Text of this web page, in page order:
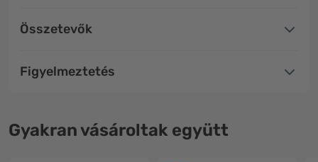
Összetevők
Figyelmeztetés
Gyakran vásároltak együtt